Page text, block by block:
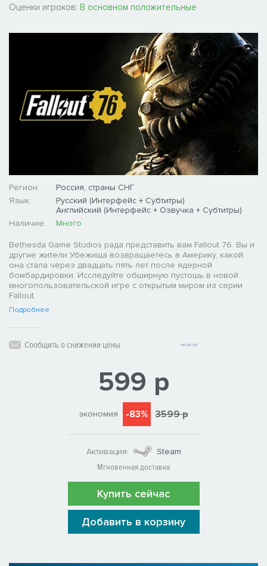
Оценки игроков: В основном положительные
Регион:
Россия, страны СНГ
Язык:
Русский (Интерфейс + Субтитры)
Английский (Интерфейс + Озвучка + Субтитры)
Наличие:
Много
Bethesda Game Studios рада представить вам Fallout 76. Вы и
другие жители Убежища возвращаетесь в Америку, какой
она стала через двадцать пять лет после ядерной
бомбардировки. Исследуйте обширную пустошь в новой
многопользовательской игре с открытым миром из серии
Fallout.
Подробнее
Сообщить о снижении цены
599 р
экономия -83% 3599 р
Активация:
Steam
Мгновенная доставка
Купить сейчас
Добавить в корзину